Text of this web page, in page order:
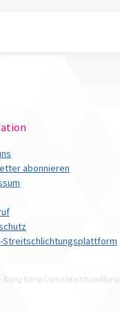
abonnieren
Streitschlichtungsplattform
Bäng Bäng Comicbuchhandlung